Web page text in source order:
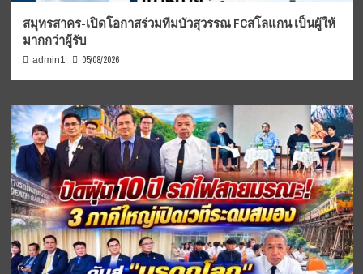
สมุทรสาคร-เปิดโอกาสร่วมทีมบัวสุวรรณ FCสโลแกน เป็นผู้ให้
มากกว่าผู้รับ
admin1 05/08/2026